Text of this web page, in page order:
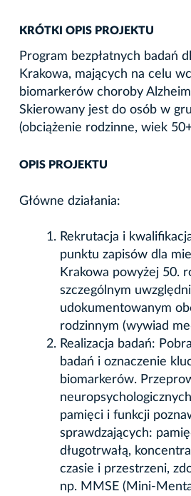
KRÓTKI OPIS PROJEKTU
Program bezpłatnych badań
Krakowa, mających na celu
biomarkerów choroby
Skierowany jest do osób w
(obciążenie rodzinne, wiek
OPIS PROJEKTU
Główne działania:
Rekrutacja i
punktu zapisów dla
Krakowa powyżej 50.
szczególnym
udokumentowanym
rodzinnym (wywiad
Realizacja badań:
badań i oznaczenie
biomarkerów.
pamięci i funkcji
sprawdzających:
długotrwałą,
czasie i przestrzeni,
np. MMSE (Mini-